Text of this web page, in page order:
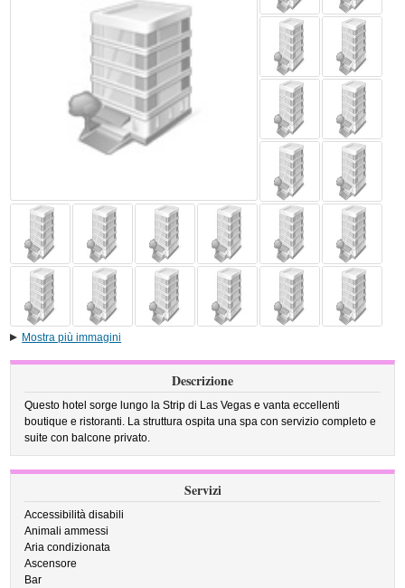
Mostra più immagini
Descrizione
Questo hotel sorge lungo la Strip di Las Vegas e vanta eccellenti
boutique e ristoranti. La struttura ospita una spa con servizio completo e
suite con balcone privato.
Servizi
Accessibilità disabili
Animali ammessi
Aria condizionata
Ascensore
Bar